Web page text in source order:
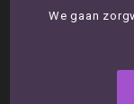
We gaan